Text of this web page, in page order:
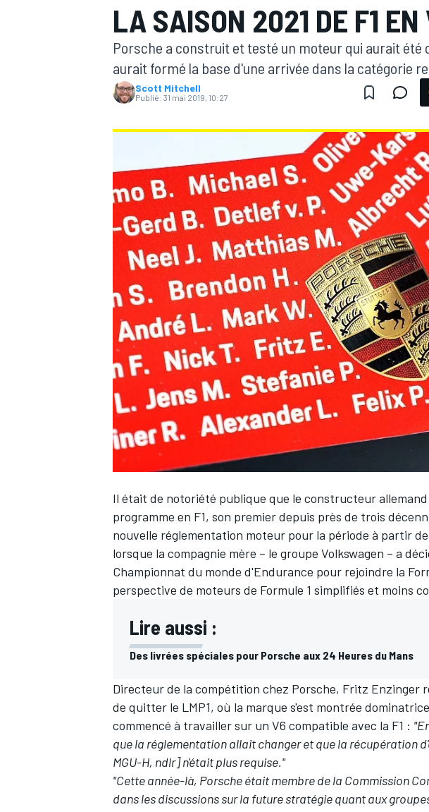
WRC
WEC
LA SAISON 2021 DE F1 EN
Porsche a construit et testé un moteur qui aurait été
aurait formé la base d'une arrivée dans la catégorie
Scott Mitchell
Publié: 31 mai 2019, 10:27
Il était de notoriété publique que le constructeur
programme en F1, son premier depuis près de trois
nouvelle réglementation moteur pour la période à partir
lorsque la compagnie mère – le groupe Volkswagen – a
Championnat du monde d'Endurance pour rejoindre la
perspective de moteurs de Formule 1 simplifiés et moins
Lire aussi :
Des livrées spéciales pour Porsche aux 24 Heures du Mans
Directeur de la compétition chez Porsche, Fritz Enzinger
de quitter le LMP1, où la marque s'est montrée
commencé à travailler sur un V6 compatible avec la F1 :
que la réglementation allait changer et que la récupération
MGU-H, ndlr] n'était plus requise."
"Cette année-là, Porsche était membre de la Commission
dans les discussions sur la future stratégie quant aux